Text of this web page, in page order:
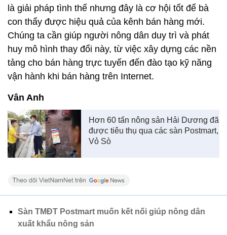
là giải pháp tình thế nhưng đây là cơ hội tốt để bà
con thấy được hiệu quả của kênh bán hàng mới.
Chúng ta cần giúp người nông dân duy trì và phát
huy mô hình thay đổi này, từ việc xây dựng các nền
tảng cho bán hàng trực tuyến đến đào tạo kỹ năng
vận hành khi bán hàng trên Internet.
Vân Anh
Hơn 60 tấn nông sản Hải Dương đã
được tiêu thụ qua các sàn Postmart,
Vỏ Sò
Sàn TMĐT Postmart muốn kết nối giúp nông dân
xuất khẩu nông sản